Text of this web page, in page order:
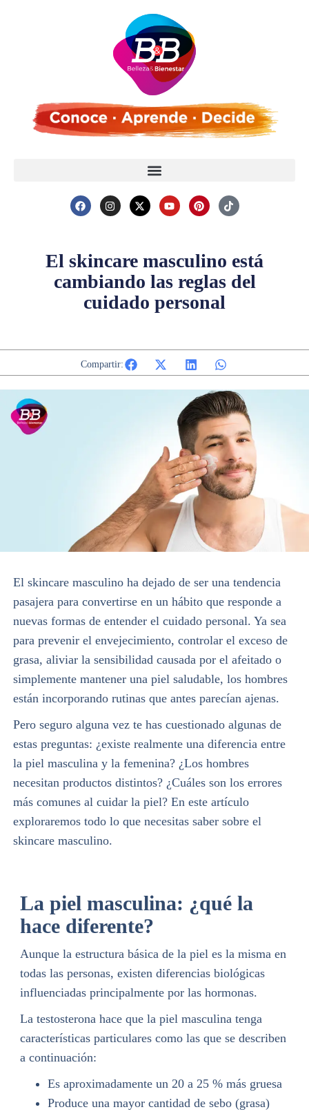
El skincare masculino está
cambiando las reglas del
cuidado personal
Compartir:
El skincare masculino ha dejado de ser una tendencia
pasajera para convertirse en un hábito que responde a
nuevas formas de entender el cuidado personal. Ya sea
para prevenir el envejecimiento, controlar el exceso de
grasa, aliviar la sensibilidad causada por el afeitado o
simplemente mantener una piel saludable, los hombres
están incorporando rutinas que antes parecían ajenas.
Pero seguro alguna vez te has cuestionado algunas de
estas preguntas: ¿existe realmente una diferencia entre
la piel masculina y la femenina? ¿Los hombres
necesitan productos distintos? ¿Cuáles son los errores
más comunes al cuidar la piel? En este artículo
exploraremos todo lo que necesitas saber sobre el
skincare masculino.
La piel masculina: ¿qué la
hace diferente?
Aunque la estructura básica de la piel es la misma en
todas las personas, existen diferencias biológicas
influenciadas principalmente por las hormonas.
La testosterona hace que la piel masculina tenga
características particulares como las que se describen
a continuación:
Es aproximadamente un 20 a 25 % más gruesa
Produce una mayor cantidad de sebo (grasa)